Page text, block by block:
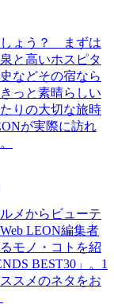
しょう？ まずは
と高いホスピタ
などその宿なら
っと素晴らしい
りの大切な旅時
が実際に訪れ
メからビューテ
LEON編集者
モノ・コトを紹
BEST30」。1
スメのネタをお